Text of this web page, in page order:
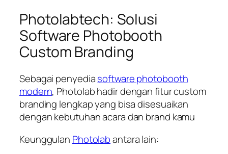
Photolabtech: Solusi
Software Photobooth
Custom Branding
Sebagai penyediasoftware photobooth
modern, Photolab hadir dengan fitur custom
branding lengkap yang bisa disesuaikan
dengan kebutuhan acara dan brand kamu
Keunggulan Photolabantara lain: